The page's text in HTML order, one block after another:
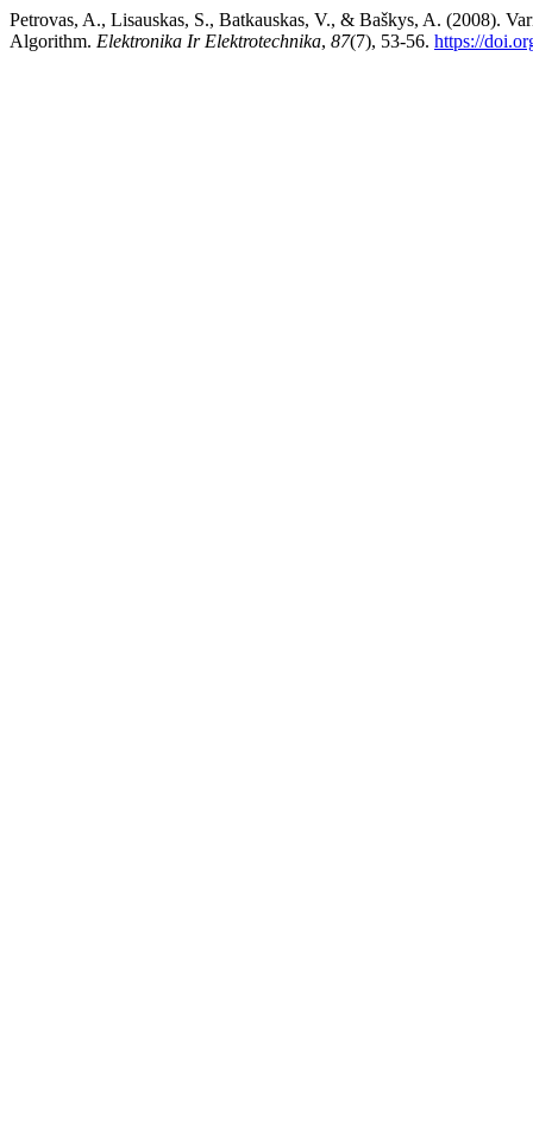
Petrovas, A., Lisauskas, S., Batkauskas, V., & Baškys, A. (2008).
Algorithm. Elektronika Ir Elektrotechnika, 87(7), 53-56. https://